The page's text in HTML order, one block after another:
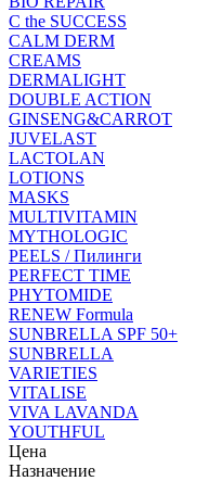
C the SUCCESS
CALM DERM
CREAMS
DERMALIGHT
DOUBLE ACTION
GINSENG&CARROT
JUVELAST
LACTOLAN
LOTIONS
MASKS
MULTIVITAMIN
MYTHOLOGIC
PEELS / Пилинги
PERFECT TIME
PHYTOMIDE
RENEW Formula
SUNBRELLA SPF 50+
SUNBRELLA
VARIETIES
VITALISE
VIVA LAVANDA
YOUTHFUL
Цена
Назначение